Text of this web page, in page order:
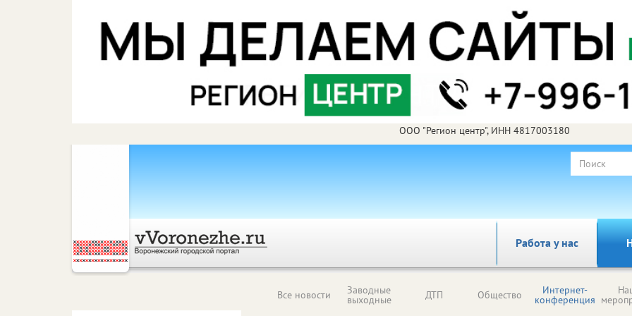
ООО "Регион центр", ИНН 4817003180
Работа у нас
Все новости Заводные
выходные ДТП Общество Интернет-
конференция